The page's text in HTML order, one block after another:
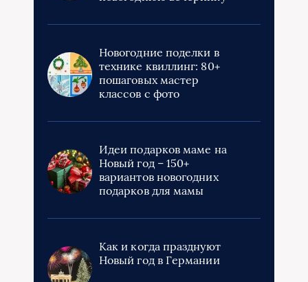
Новогодние поделки в
технике квиллинг: 80+
пошаговых мастер
классов с фото
Идеи подарков маме на
Новый год – 150+
вариантов новогодних
подарков для мамы
Как и когда празднуют
Новый год в Германии